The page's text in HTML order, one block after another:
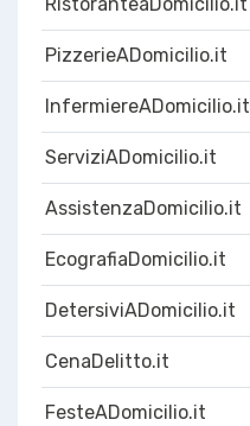
PizzerieADomicilio.it
InfermiereADomicilio.it
ServiziADomicilio.it
AssistenzaDomicilio.it
EcografiaDomicilio.it
DetersiviADomicilio.it
CenaDelitto.it
FesteADomicilio.it